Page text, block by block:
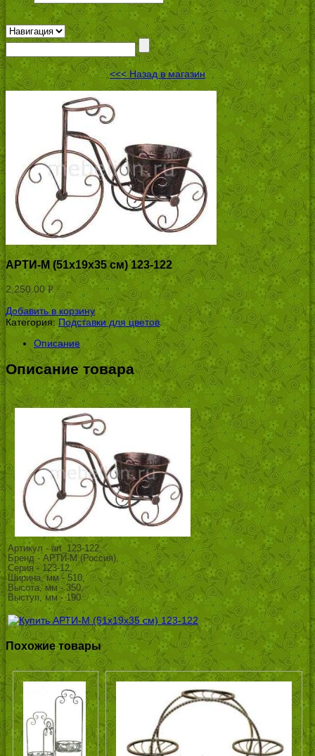
<<< Назад в магазин
АРТИ-М (51х19х35 см) 123-122
2,250.00Р
УБ.
Добавить в корзину
Категория: Подставки для цветов
Описание
Описание товара
Артикул - art_123-122,
Бренд - АРТИ-М (Россия),
Серия - 123-12,
Ширина, мм - 510,
Высота, мм - 350,
Выступ, мм - 190
Похожие товары